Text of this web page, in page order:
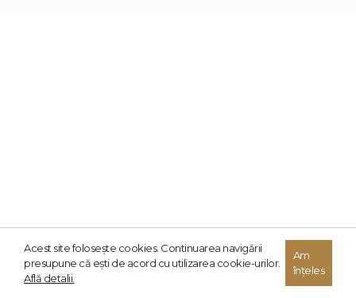
Acest site foloseşte cookies. Continuarea navigării
presupune că eşti de acord cu utilizarea cookie-urilor.
Află detalii.
Am
înțeles